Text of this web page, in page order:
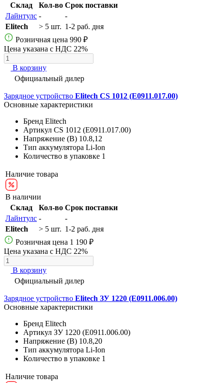
Склад
Кол-во Срок поставки
Лайнтулс -
-
Elitech
> 5 шт. 1-2 раб. дня
Розничная цена 990 ₽
Цена указана с НДС 22%
В корзину
Официальный дилер
Зарядное устройство Elitech CS 1012 (E0911.017.00)
Основные характеристики
Бренд Elitech
Артикул CS 1012 (E0911.017.00)
Напряжение (В) 10.8,12
Тип аккумулятора Li-Ion
Количество в упаковке 1
Наличие товара
В наличии
Склад
Кол-во Срок поставки
Лайнтулс -
-
Elitech
> 5 шт. 1-2 раб. дня
Розничная цена 1 190 ₽
Цена указана с НДС 22%
В корзину
Официальный дилер
Зарядное устройство Elitech ЗУ 1220 (E0911.006.00)
Основные характеристики
Бренд Elitech
Артикул ЗУ 1220 (E0911.006.00)
Напряжение (В) 10.8,20
Тип аккумулятора Li-Ion
Количество в упаковке 1
Наличие товара